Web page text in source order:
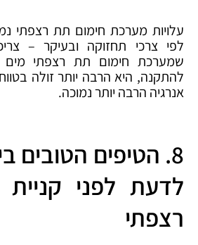
עלויות מערכת חימום תת רצפתי
לפי צרכי תחזוקה ובעיקר –
שמערכת חימום תת רצפתי מים
להתקנה, היא הרבה יותר זולה
אנרגיה הרבה יותר נמוכה.
8. הטיפים הטובים
לדעת לפני
רצפתי